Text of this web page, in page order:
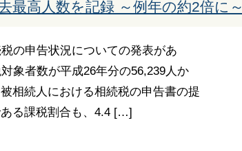
最高人数を記録 ～例年の約2倍に～
の申告状況についての発表があ
象者数が平成26年分の56,239人か
相続人における相続税の申告書の提
る課税割合も、4.4 […]